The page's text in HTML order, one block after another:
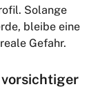
Solange
bleibe eine
Gefahr.